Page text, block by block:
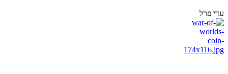
עדי פרל